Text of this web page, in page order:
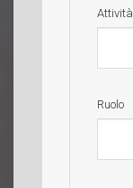
Attività
Ruolo